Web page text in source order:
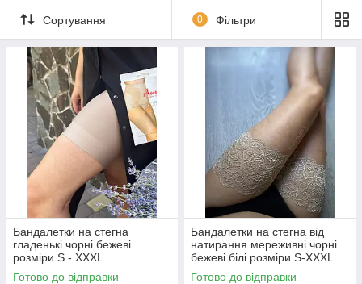
Сортування 0 Фільтри
Бандалетки на стегна
гладенькі чорні бежеві
розміри S - XXXL
Готово до відправки
Бандалетки на стегна від
натирання мереживні чорні
бежеві білі розміри S-XXXL
Готово до відправки